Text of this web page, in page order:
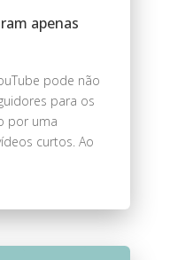
apenas
pode não
para os
por uma
curtos. Ao